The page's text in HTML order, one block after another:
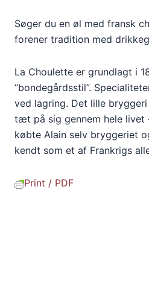
Søger du en øl med fransk
forener tradition med
La Choulette er grundlagt i
“bondegårdsstil”.
ved lagring. Det lille
tæt på sig gennem hele livet
købte Alain selv bryggeriet
kendt som et af Frankrigs
Print / PDF